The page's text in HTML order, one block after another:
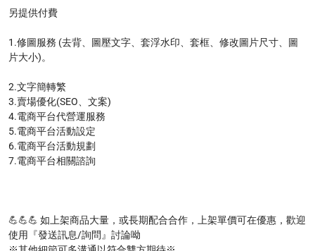
另提供付費
1.修圖服務 (去背、圖壓文字、套浮水印、套框、修改圖片尺寸、圖
片大小)。
2.文字簡轉繁
3.賣場優化(SEO、文案)
4.電商平台代營運服務
5.電商平台活動設定
6.電商平台活動規劃
7.電商平台相關諮詢
💪💪💪 如上架商品大量，或長期配合合作，上架單價可在優惠，歡迎
使用『發送訊息/詢問』討論呦